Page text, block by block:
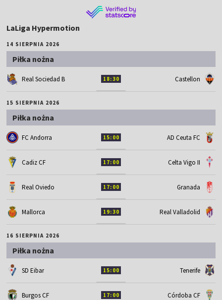
LaLiga Hypermotion
14 SIERPNIA 2026
Piłka nożna
Real Sociedad B 18:30 Castellon
15 SIERPNIA 2026
Piłka nożna
FC Andorra 15:00 AD Ceuta FC
Cadiz CF 17:00 Celta Vigo II
Real Oviedo 17:00 Granada
Mallorca 19:30 Real Valladolid
16 SIERPNIA 2026
Piłka nożna
SD Eibar 15:00 Tenerife
Burgos CF 17:00 Córdoba CF